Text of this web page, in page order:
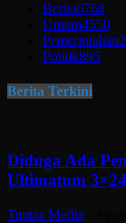
Berita6768
Umum4550
Pemerintahan
Politik895
Berita Terkini
Diduga Ada
Ultimatum
Tuntas Media